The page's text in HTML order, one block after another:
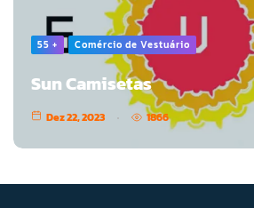
55 + Comércio de Vestuário
Sun Camisetas
Dez 22, 2023 1866